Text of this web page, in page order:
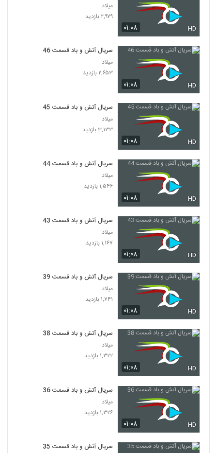
۰۱:۰۸ HD
میلاد
۲,۹۷۹ بازدید
۰۱:۰۸ HD
سریال آتش و باد قسمت 46
میلاد
۲,۶۵۳ بازدید
۰۱:۰۸ HD
سریال آتش و باد قسمت 45
میلاد
۳,۱۳۳ بازدید
۰۱:۰۸ HD
سریال آتش و باد قسمت 44
میلاد
۱,۵۴۶ بازدید
۰۱:۰۸ HD
سریال آتش و باد قسمت 43
میلاد
۱,۱۶۷ بازدید
۰۱:۰۸ HD
سریال آتش و باد قسمت 39
میلاد
۱,۷۴۱ بازدید
۰۱:۰۸ HD
سریال آتش و باد قسمت 38
میلاد
۱,۳۲۲ بازدید
۰۱:۰۸ HD
سریال آتش و باد قسمت 36
میلاد
۱,۳۲۶ بازدید
سریال آتش و باد قسمت 35